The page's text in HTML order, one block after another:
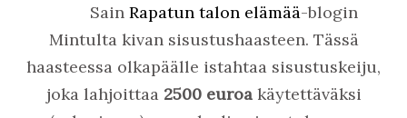
Sain Rapatun talon elämää-blogin
Mintulta kivan sisustushaasteen. Tässä
haasteessa olkapäälle istahtaa sisustuskeiju,
joka lahjoittaa 2500 euroakäytettäväksi